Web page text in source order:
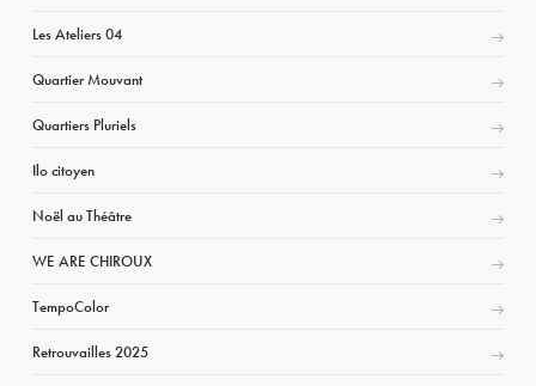
Les Ateliers 04
Quartier Mouvant
Quartiers Pluriels
Ilo citoyen
Noël au Théâtre
WE ARE CHIROUX
TempoColor
Retrouvailles 2025